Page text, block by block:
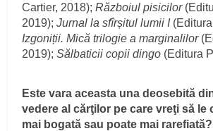
Cartier, 2018);Războiul pisicilor
2019);Jurnal la sfîrșitul lumii I(Editura
Izgoniții. Mică trilogie a marginalilor
2019);Sălbaticii copii dingo (Editura
Este vara aceasta una deosebită
vedere al cărţilor pe care vreţi să le
mai bogată sau poate mai